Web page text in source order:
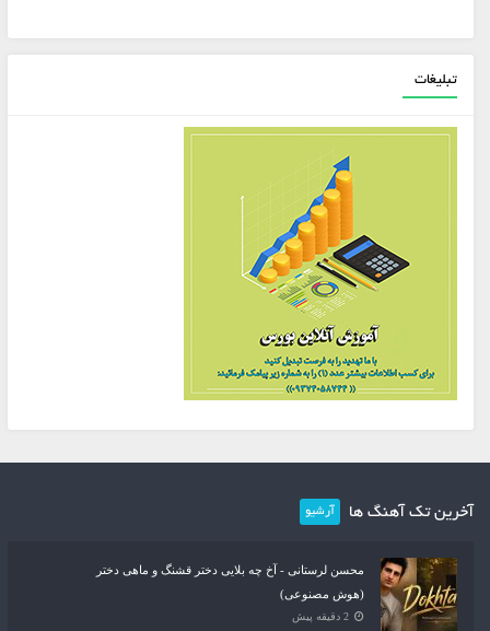
تبلیغات
آخرین تک آهنگ ها آرشیو
محسن لرستانی - آخ چه بلایی دختر قشنگ و ماهی دختر
(هوش مصنوعی)
2 دقیقه پیش